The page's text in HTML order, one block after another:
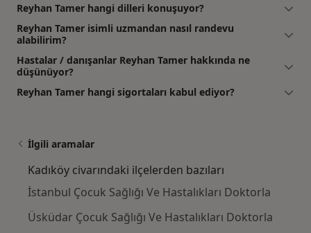
Reyhan Tamer hangi dilleri konuşuyor?
Reyhan Tamer isimli uzmandan nasıl randevu
alabilirim?
Hastalar / danışanlar Reyhan Tamer hakkında ne
düşünüyor?
Reyhan Tamer hangi sigortaları kabul ediyor?
İlgili aramalar
Kadıköy civarındaki ilçelerden bazıları
İstanbul Çocuk Sağlığı Ve Hastalıkları Doktorla
Üsküdar Çocuk Sağlığı Ve Hastalıkları Doktorla